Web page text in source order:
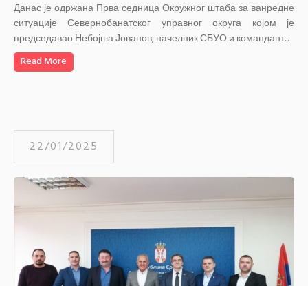
Данас је одржана Прва седница Окружног штаба за ванредне
ситуације Севернобанатског управног округа којом је
председавао Небојша Јованов, начелник СБУО и командант...
Read More
22/01/2025